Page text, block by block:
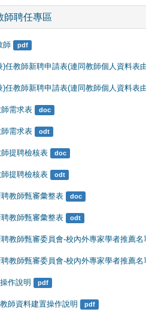
師聘任專區
師 pdf
)任教師新聘申請表(連同教師個人資料表
)任教師新聘申請表(連同教師個人資料表
需求表 doc
需求表 odt
提聘檢核表 doc
提聘檢核表 odt
教師甄審彙整表 doc
教師甄審彙整表 odt
教師甄審委員會-校內外專家學者推薦名
教師甄審委員會-校內外專家學者推薦名
作說明 pdf
師資料建置操作說明 pdf